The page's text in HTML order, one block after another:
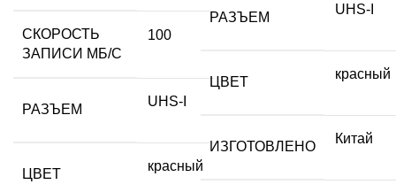
СКОРОСТЬ
ЗАПИСИ МБ/С
100
РАЗЪЕМ
UHS-I
ЦВЕТ
красный
РАЗЪЕМ
UHS-I
ЦВЕТ
красный
ИЗГОТОВЛЕНО
Китай